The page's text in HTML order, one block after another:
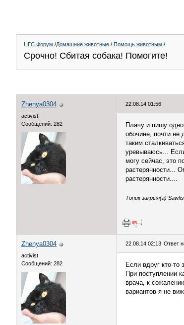
НГС.Форум /Домашние животные / Помощь животным /
Срочно! Сбитая собака! Помогите!
Zhenya0304
activist
Сообщений: 282
22.08.14 01:56
Плачу и пишу
обочине, почти не
таким
уревываюсь...
могу сейчас, это
растерянности...
растерянности....
Топик закрыл(а)
Zhenya0304
activist
Сообщений: 282
22.08.14 02:13 Ответ
Если вдруг кто-
При поступлении
врача, к
вариантов я не